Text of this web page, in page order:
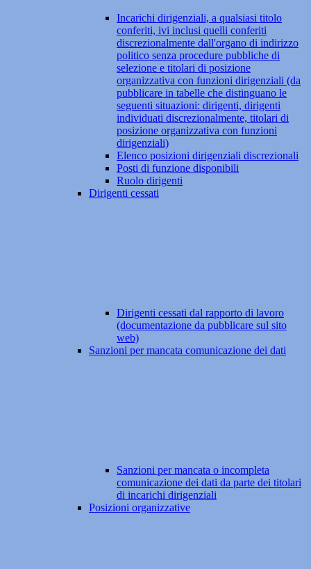
Incarichi dirigenziali, a qualsiasi titolo
conferiti, ivi inclusi quelli conferiti
discrezionalmente dall'organo di indirizzo
politico senza procedure pubbliche di
selezione e titolari di posizione
organizzativa con funzioni dirigenziali (da
pubblicare in tabelle che distinguano le
seguenti situazioni: dirigenti, dirigenti
individuati discrezionalmente, titolari di
posizione organizzativa con funzioni
dirigenziali)
Elenco posizioni dirigenziali discrezionali
Posti di funzione disponibili
Ruolo dirigenti
Dirigenti cessati
Dirigenti cessati dal rapporto di lavoro
(documentazione da pubblicare sul sito
web)
Sanzioni per mancata comunicazione dei dati
Sanzioni per mancata o incompleta
comunicazione dei dati da parte dei titolari
di incarichi dirigenziali
Posizioni organizzative